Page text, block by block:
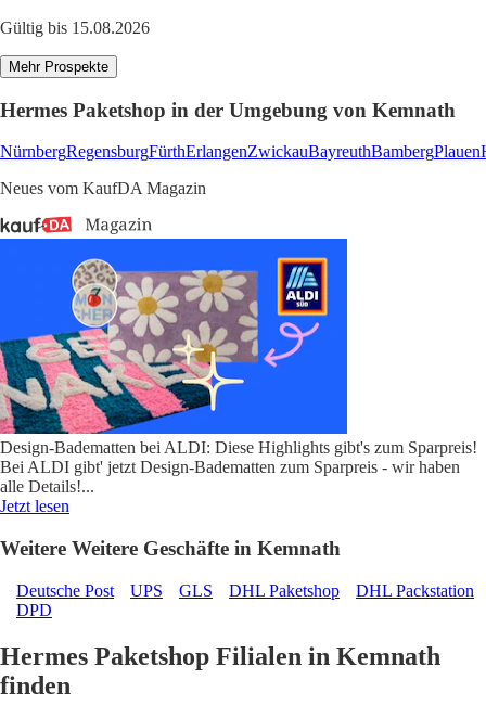
Gültig bis 15.08.2026
Mehr Prospekte
Hermes Paketshop in der Umgebung von Kemnath
NürnbergRegensburgFürthErlangenZwickauBayreuthBambergPlauen
Neues vom KaufDA Magazin
Design-Badematten bei ALDI: Diese Highlights gibt's zum Sparpreis!
Bei ALDI gibt' jetzt Design-Badematten zum Sparpreis - wir haben
alle Details!...
Jetzt lesen
Weitere Weitere Geschäfte in Kemnath
Deutsche Post UPS GLS DHL Paketshop
DHL Packstation
DPD
Hermes Paketshop Filialen in Kemnath
finden